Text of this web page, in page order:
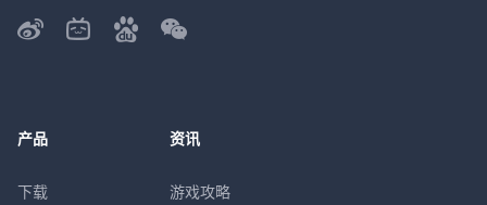
产品
下载
资讯
游戏攻略